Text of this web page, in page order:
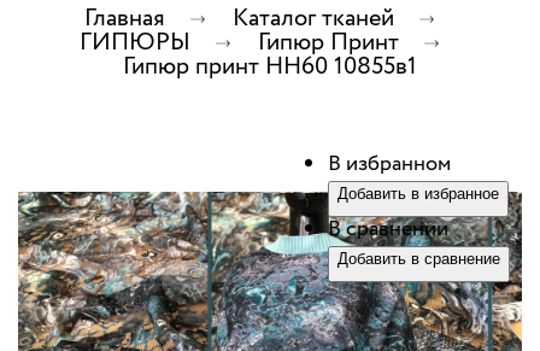
Главная Каталог тканей
ГИПЮРЫ Гипюр Принт
Гипюр принт НН60 10855в1
В избранном
Добавить в избранное
В сравнении
Добавить в сравнение